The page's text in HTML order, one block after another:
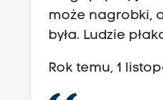
może nagrobki,
była. Ludzie
Rok temu, 1